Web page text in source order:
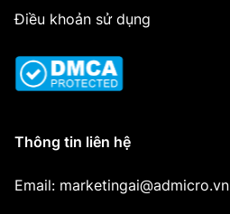
Điều khoản sử dụng
Thông tin liên hệ
Email: marketingai@admicro.vn